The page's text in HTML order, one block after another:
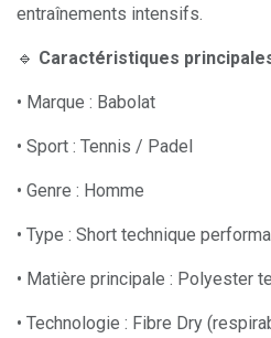
entraînements intensifs.
🔹 Caractéristiques
• Marque : Babolat
• Sport : Tennis / Padel
• Genre : Homme
• Type : Short technique
• Matière principale : Polyester
• Technologie : Fibre Dry